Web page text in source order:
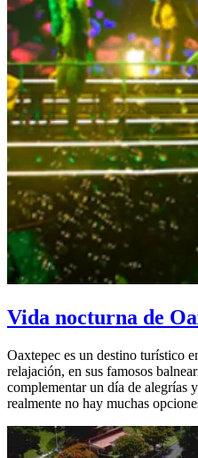
Vida nocturna de
Oaxtepec es un destino turístico
relajación, en sus famosos
complementar un día de alegrías
realmente no hay muchas